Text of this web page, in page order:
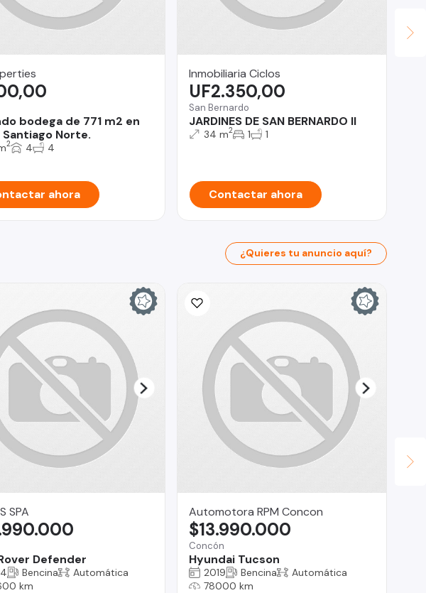
bodega de 771 m2 en
Santiago Norte.
2 4 4
ahora
Inmobiliaria Ciclos
San Bernardo
JARDINES DE SAN BERNARDO II
UF2.350,00
34 m2 1 1
Contactar ahora
¿Quieres tu anuncio aquí?
SPA
Defender
Bencina
Automática
km
Automotora RPM Concon
Concón
Hyundai Tucson
$13.990.000
2019 Bencina
Automática
78000 km